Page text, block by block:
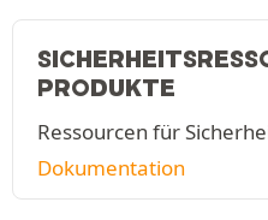
PRODUKTE
Ressourcen für
Dokumentation